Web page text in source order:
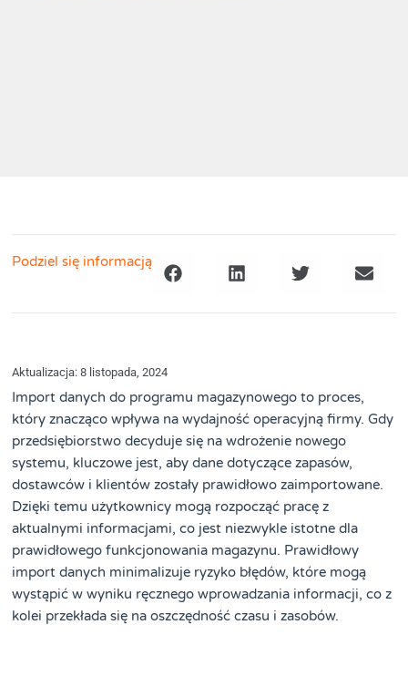
Podziel się informacją
Aktualizacja: 8 listopada, 2024
Import danych do programu magazynowego to proces,
który znacząco wpływa na wydajność operacyjną firmy. Gdy
przedsiębiorstwo decyduje się na wdrożenie nowego
systemu, kluczowe jest, aby dane dotyczące zapasów,
dostawców i klientów zostały prawidłowo zaimportowane.
Dzięki temu użytkownicy mogą rozpocząć pracę z
aktualnymi informacjami, co jest niezwykle istotne dla
prawidłowego funkcjonowania magazynu. Prawidłowy
import danych minimalizuje ryzyko błędów, które mogą
wystąpić w wyniku ręcznego wprowadzania informacji, co z
kolei przekłada się na oszczędność czasu i zasobów.